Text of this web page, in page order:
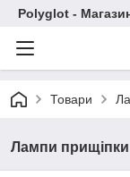
Polyglot -
Товари
Лампи прищіпки